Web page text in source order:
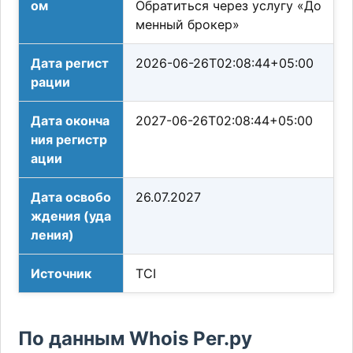
ом
Обратиться через услугу «До
менный брокер»
Дата регист
рации
2026-06-26T02:08:44+05:00
Дата оконча
ния регистр
ации
2027-06-26T02:08:44+05:00
Дата освобо
ждения (уда
ления)
26.07.2027
Источник TCI
По данным Whois Рег.ру